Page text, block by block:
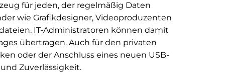
für jeden, der regelmäßig Daten
wie Grafikdesigner, Videoproduzenten
IT-Administratoren können damit
übertragen. Auch für den privaten
oder der Anschluss eines neuen USB-
Zuverlässigkeit.